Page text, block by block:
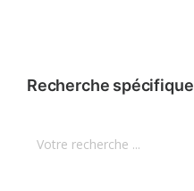
variations.
peuvent
Recherche spécifique